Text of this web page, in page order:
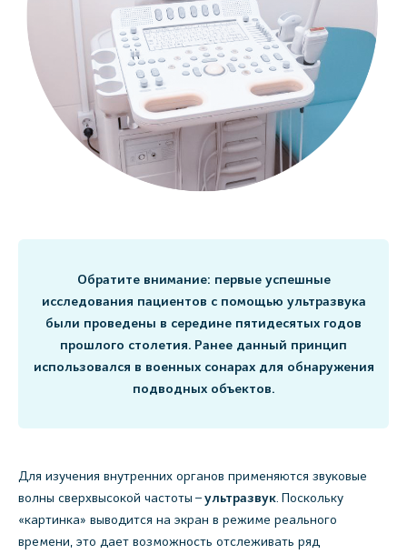
Обратите внимание: первые успешные
исследования пациентов с помощью ультразвука
были проведены в середине пятидесятых годов
прошлого столетия. Ранее данный принцип
использовался в военных сонарах для обнаружения
подводных объектов.
Для изучения внутренних органов применяются звуковые
волны сверхвысокой частоты –ультразвук. Поскольку
«картинка» выводится на экран в режиме реального
времени, это дает возможность отслеживать ряд